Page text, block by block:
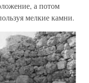
а потом
мелкие камни.